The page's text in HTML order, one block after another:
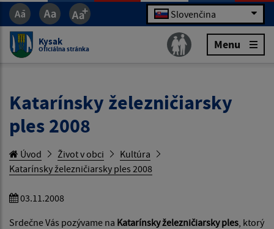
Slovenčina
Kysak
Oficiálna stránka Menu
Katarínsky železničiarsky
ples 2008
Úvod Život v obci
Kultúra
Katarínsky železničiarsky ples 2008
03.11.2008
Srdečne Vás pozývame na Katarínsky železničiarsky ples, ktorý